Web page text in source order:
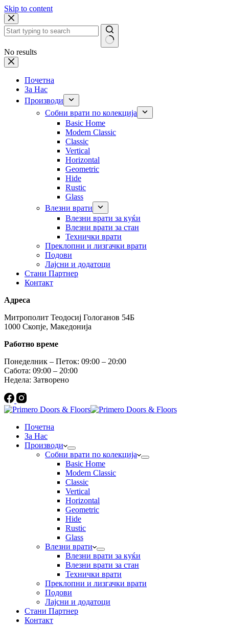
Skip to content
No results
Почетна
За Нас
Производи
Собни врати по колекција
Basic Home
Modern Classic
Classic
Vertical
Horizontal
Geometric
Hide
Rustic
Glass
Влезни врати
Влезни врати за куќи
Влезни врати за стан
Технички врати
Преклопни и лизгачки врати
Подови
Лајсни и додатоци
Стани Партнер
Контакт
Адреса
Митрополит Теодосиј Гологанов 54Б
1000 Скопје, Македонија
Работно време
Понеделник – Петок: 09:00 – 20:00
Сабота: 09:00 – 20:00
Недела: Затворено
Почетна
За Нас
Производи
Собни врати по колекција
Basic Home
Modern Classic
Classic
Vertical
Horizontal
Geometric
Hide
Rustic
Glass
Влезни врати
Влезни врати за куќи
Влезни врати за стан
Технички врати
Преклопни и лизгачки врати
Подови
Лајсни и додатоци
Стани Партнер
Контакт